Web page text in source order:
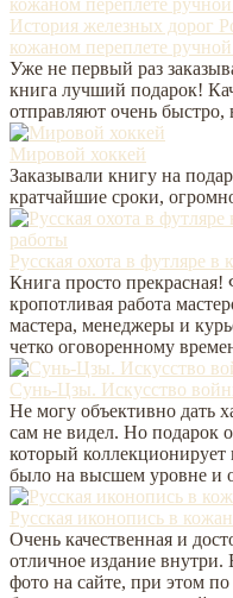
История железных дорог
кожаном переплете
Уже не первый раз
книга лучший подарок!
отправляют очень
Мировой хоккей
Заказывали книгу на
кратчайшие сроки,
Русская охота в футляре
Книга просто
кропотливая работа
мастера, менеджеры и
четко оговоренному
Сунь-Цзы. Искусство
Не могу объективно дать
сам не видел. Но подарок
который коллекционирует
было на высшем уровне и
Русская иконопись в
Очень качественная и
отличное издание
фото на сайте, при этом по